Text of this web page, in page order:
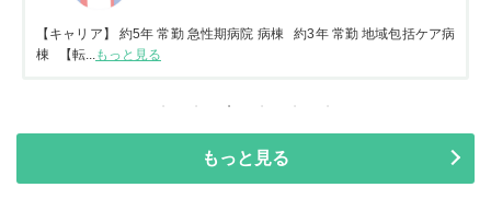
【キャリア】 約5年 常勤 急性期病院 病棟 約3年 常勤 地域包括ケア病
棟 【転...
もっと見る
もっと見る